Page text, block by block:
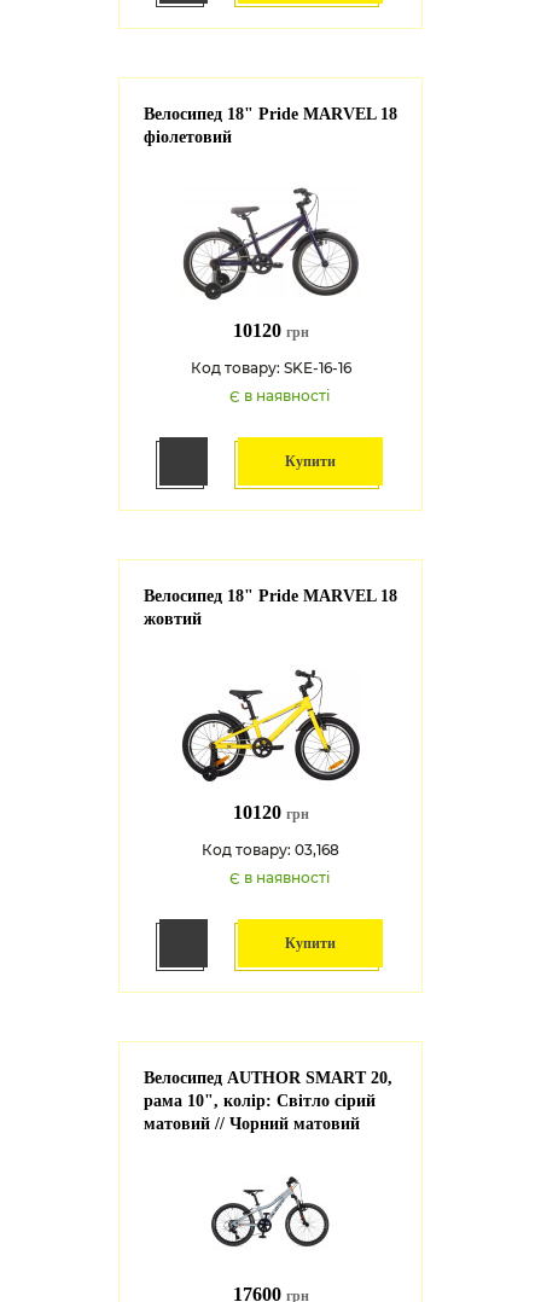
Велосипед 18" Pride MARVEL 18
фіолетовий
10120 грн
Код товару: SKE-16-16
Є в наявності
Купити
Велосипед 18" Pride MARVEL 18
жовтий
10120 грн
Код товару: 03,168
Є в наявності
Купити
Велосипед AUTHOR SMART 20,
рама 10", колір: Світло сірий
матовий // Чорний матовий
17600 грн